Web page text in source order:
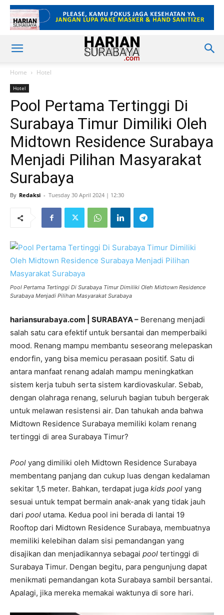
Home Hotel
Hotel
Pool Pertama Tertinggi Di
Surabaya Timur Dimiliki Oleh
Midtown Residence Surabaya
Menjadi Pilihan Masyarakat
Surabaya
By Redaksi - Tuesday 30 April 2024 | 12:30
Pool Pertama Tertinggi Di Surabaya Timur Dimiliki Oleh Midtown Residence
Surabaya Menjadi Pilihan Masyarakat Surabaya
hariansurabaya.com | SURABAYA – Berenang menjadi
salah satu cara efektif untuk bersantai dan memperbaiki
mood. Renang mampu membantu seseorang melepaskan
endorfin, yang bisa memicu perasaan positif. Satu di
antara manfaat renang adalah mampu meningkatkan
sistem kerja tubuh serta sistem kardiovaskular. Sebab,
dengan olahraga renang, seluruh bagian tubuh bergerak
untuk melawan resistensi air. Dan tahukah anda bahwa
Midtown Residence Surabaya memiliki kolam renang
tertinggi di area Surabaya Timur?
Pool yang dimiliki oleh Midtown Residence Surabaya
membentang panjang dan cukup luas dengan kedalaman
sekitar 1,5 meter. Bahkan, terdapat juga kids pool yang
sesuai untuk tempat bermain anak-anak yang tidak jauh
dari pool utama. Kedua pool ini berada di lantai 19
Rooftop dari Midtown Residence Surabaya, membuatnya
memiliki kelebihan dalam sisi pemandangan yang
disajikan dan menjadikannya sebagai pool tertinggi di
Surabaya Timur. Dengan begitu, para pengunjung dapat
menikmati pemandangan kota Surabaya sambil bersantai.
Apalagi, jika mereka memakai waktunya di sore hari.